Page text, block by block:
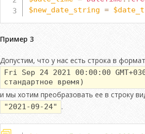
$new_date_string =
Пример 3
Допустим, что у нас есть строка в
Fri Sep 24 2021 00:00:00
стандартное время)
и мы хотим преобразовать ее в строку
"2021-09-24" .